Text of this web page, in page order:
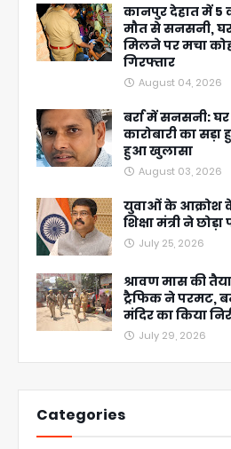
कानपुर देहात में 5
मौत से सनसनी,
मिलने पर मचा
गिरफ्तार
August 04, 2026
बर्रा में सनसनी:
कारोबारी का
हुआ खुलासा
August 03, 2026
युवाओं के आक्रोश
शिक्षा मंत्री ने छोड़ा
July 25, 2026
श्रावण मास की
ट्रैफिक ने परमट,
मंदिर का किया
July 29, 2026
Categories